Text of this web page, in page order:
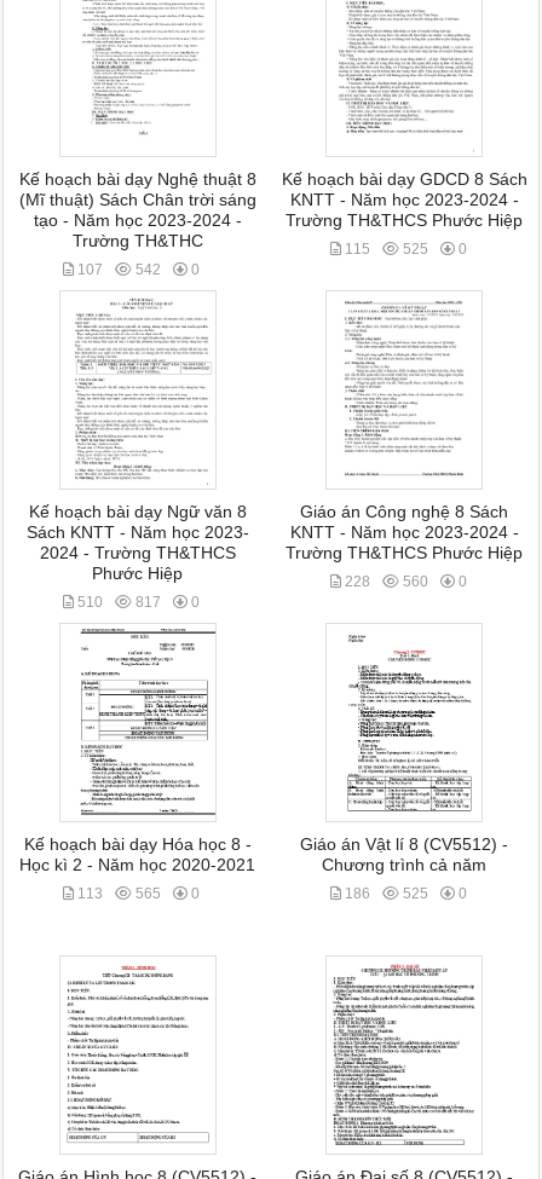
Kế hoạch bài dạy Nghệ thuật 8
(Mĩ thuật) Sách Chân trời sáng
tạo - Năm học 2023-2024 -
Trường TH&THC
107 542 0
Kế hoạch bài dạy GDCD 8 Sách
KNTT - Năm học 2023-2024 -
Trường TH&THCS Phước Hiệp
115 525 0
Kế hoạch bài dạy Ngữ văn 8
Sách KNTT - Năm học 2023-
2024 - Trường TH&THCS
Phước Hiệp
510 817 0
Giáo án Công nghệ 8 Sách
KNTT - Năm học 2023-2024 -
Trường TH&THCS Phước Hiệp
228 560 0
Kế hoạch bài dạy Hóa học 8 -
Học kì 2 - Năm học 2020-2021
113 565 0
Giáo án Vật lí 8 (CV5512) -
Chương trình cả năm
186 525 0